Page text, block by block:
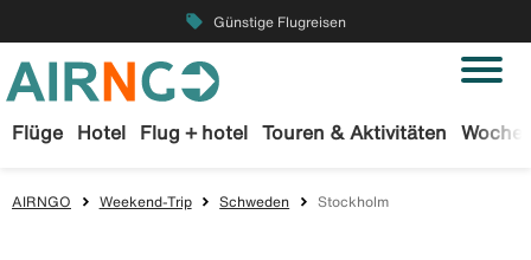
local_offer Günstige Flugreisen
Flüge Hotel Flug + hotel Touren & Aktivitäten
AIRNGO Weekend-Trip Schweden Stockholm